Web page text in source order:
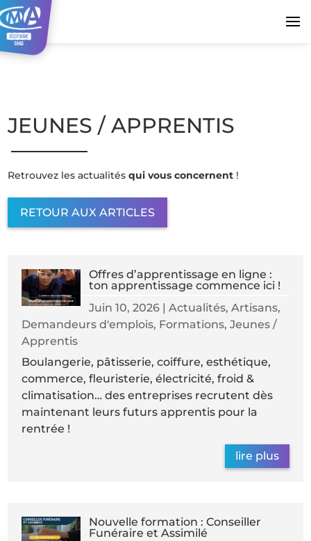
JEUNES / APPRENTIS
Retrouvez les actualitésqui vous concernent !
RETOUR AUX ARTICLES
Offres d’apprentissage en ligne :
ton apprentissage commence ici !
Juin 10, 2026| Actualités, Artisans,
Demandeurs d'emplois, Formations,Jeunes /
Apprentis
Boulangerie, pâtisserie, coiffure, esthétique,
commerce, fleuristerie, électricité, froid &
climatisation… des entreprises recrutent dès
maintenant leurs futurs apprentis pour la
rentrée !
lire plus
Nouvelle formation : Conseiller
Funéraire et Assimilé